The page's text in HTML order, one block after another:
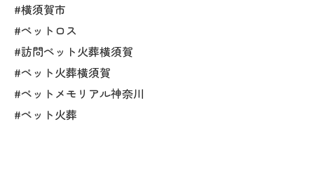
#横須賀市
#ペットロス
#訪問ペット火葬横須賀
#ペット火葬横須賀
#ペットメモリアル神奈川
#ペット火葬